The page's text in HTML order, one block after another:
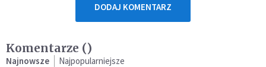
DODAJ KOMENTARZ
Komentarze ()
Najnowsze Najpopularniejsze